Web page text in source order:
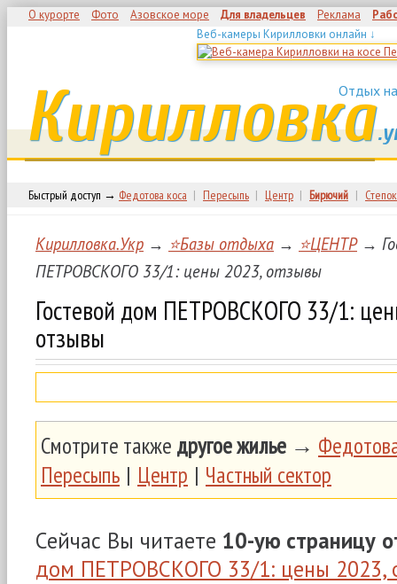
О курорте Фото Азовское море Для владельцев Реклама
Веб-камеры Кирилловки онлайн ↓
Отдых
Кирилловка
Быстрый доступ → Федотова коса | Пересыпь | Центр | Бирючий | Степок
Кирилловка.Укр → ⭐Базы отдыха → ⭐ЦЕНТР→
ПЕТРОВСКОГО 33/1: цены 2023, отзывы
Гостевой дом ПЕТРОВСКОГО 33/1:
отзывы
Смотрите также другое жилье →
Пересыпь | Центр | Частный сектор
Сейчас Вы читаете 10-ую страницу
дом ПЕТРОВСКОГО 33/1: цены 2023,